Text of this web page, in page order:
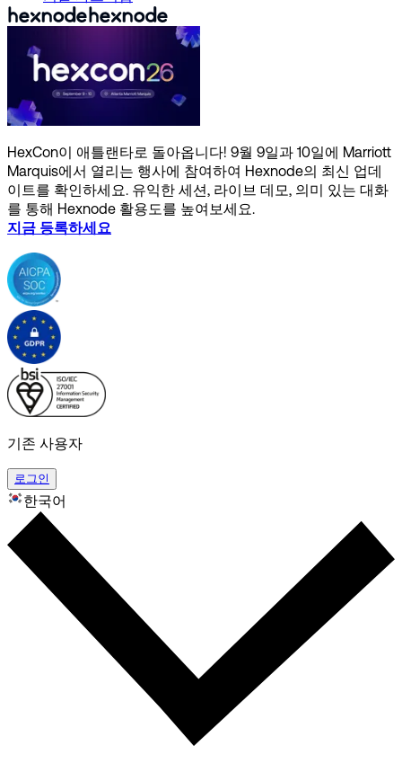
HexCon이 애틀랜타로 돌아옵니다! 9월 9일과 10일에 Marriott
Marquis에서 열리는 행사에 참여하여 Hexnode의 최신 업데
이트를 확인하세요. 유익한 세션, 라이브 데모, 의미 있는 대화
를 통해 Hexnode 활용도를 높여보세요.
지금 등록하세요
기존 사용자
로그인
한국어